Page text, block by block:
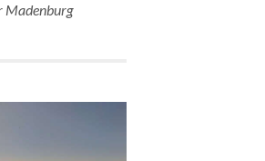
Madenburg